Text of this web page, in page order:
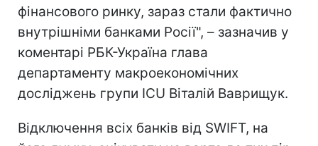
фінансового ринку, зараз стали фактично
внутрішніми банками Росії", – зазначив у
коментарі РБК-Україна глава
департаменту макроекономічних
досліджень групи ICU Віталій Ваврищук.
Відключення всіх банків від SWIFT, на